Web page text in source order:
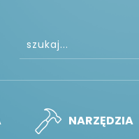
NARZĘDZIA